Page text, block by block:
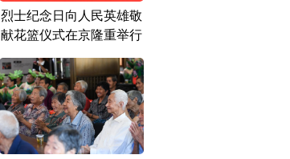
烈士纪念日向人民英雄敬
献花篮仪式在京隆重举行